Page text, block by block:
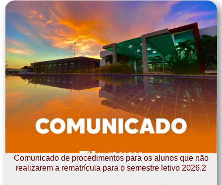
Comunicado de procedimentos para os alunos que não
realizarem a rematrícula para o semestre letivo 2026.2